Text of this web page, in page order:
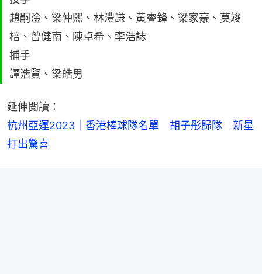
趙嗣淦、梁仲熙、林澧謙、黃睿鋒、梁家豪、莫竣
棓、曾健南、陳卓希、李浩誌
捕手
譚浩賢、梁皓男
延伸閱讀：
杭州亞運2023｜香港棒球隊名單　胡子彤歸隊　新星
打出驚喜